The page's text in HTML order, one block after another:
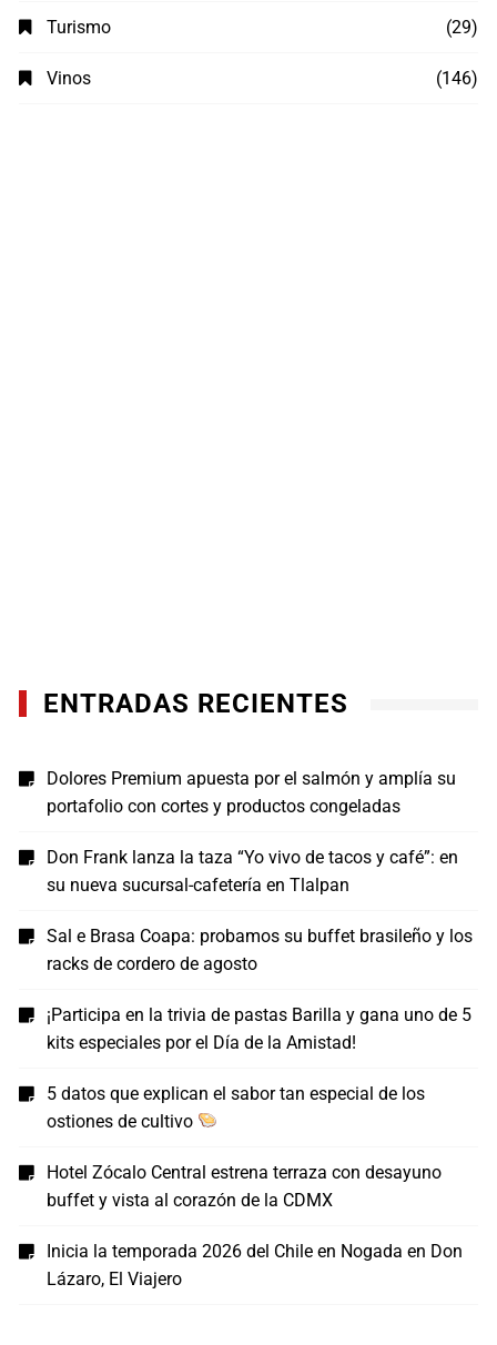
Turismo (29)
Vinos (146)
ENTRADAS RECIENTES
Dolores Premium apuesta por el salmón y amplía su
portafolio con cortes y productos congeladas
Don Frank lanza la taza “Yo vivo de tacos y café”: en
su nueva sucursal-cafetería en Tlalpan
Sal e Brasa Coapa: probamos su buffet brasileño y los
racks de cordero de agosto
¡Participa en la trivia de pastas Barilla y gana uno de 5
kits especiales por el Día de la Amistad!
5 datos que explican el sabor tan especial de los
ostiones de cultivo
Hotel Zócalo Central estrena terraza con desayuno
buffet y vista al corazón de la CDMX
Inicia la temporada 2026 del Chile en Nogada en Don
Lázaro, El Viajero